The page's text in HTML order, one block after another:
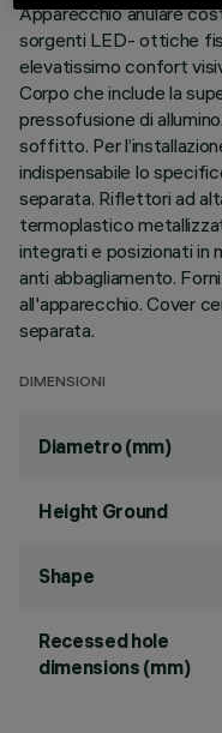
Apparecchio anulare
sorgenti LED- ottiche
elevatissimo confort
Corpo che include la
pressofusione di
soffitto. Per
indispensabile lo
separata. Riflettori ad
termoplastico
integrati e posizionati in
anti abbagliamento.
all'apparecchio. Cover
separata.
DIMENSIONI
Diametro (mm)
Height Ground
Shape
Recessed hole
dimensions (mm)